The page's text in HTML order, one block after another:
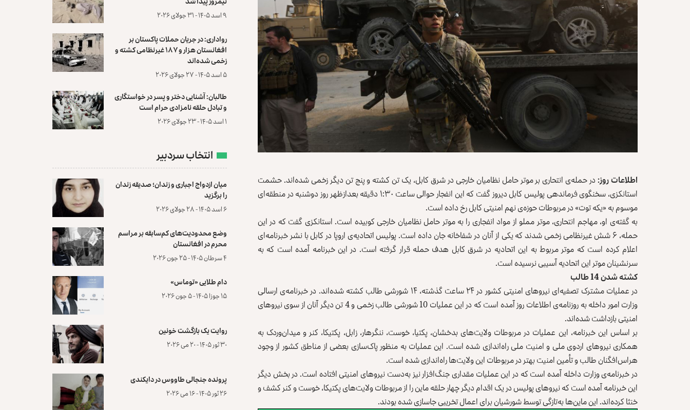
اطلاعات روز:در حمله‌ی انتحاری بر موتر حامل نظامیان خارجی در شرق کابل، یک تن کشته و پنج تن دیگر زخمی شده‌اند. حشمت
استانکزی، سخنگوی فرماندهی پولیس کابل دیروز گفت که این انفجار حوالی ساعت ۱:۳۰ دقیقه بعد‌از‌ظهر روز دوشنبه در منطقه‌ای
موسوم به «یکه توت» در مربوطات حوزه‌ی نهم امنیتی کابل رخ داده است.
به گفته‌ی او، مهاجم انتحاری، موتر مملو از مواد انفجاری را به موتر حامل نظامیان خارجی کوبیده است. استانکزی گفت که در این
حمله، ۶ شش غیر‌نظامی زخمی شدند که یکی از آنان در شفاخانه جان داده است. پولیس اتحادیه‌ی اروپا در کابل با نشر خبرنامه‌‌ای
اعلام کرده است که موتر مربوط به این اتحادیه در شرق کابل هدف حمله قرار گرفته است. در این خبرنامه آمده است که به
سرنشینان موتر این اتحادیه آسیبی نرسیده است.
کشته شدن 14 طالب
در عملیات مشترک تصفیه‌ا‌ی نیروهای امنیتی کشور در ۲۴ ساعت گذشته، ۱۴ شورشی طالب کشته شده‌اند. در خبرنامه‌ی ارسالی
وزارت امور داخله به روزنامه‌ی اطلاعات روز‌ آمده است که در این عملیات 10 شورشی طالب زخمی و 4 تن دیگر آنان ‌از سوی نیروهای
امنیتی بازداشت شده‌اند.
بر اساس این خبرنامه، این عملیات در مربوطات ولایت‌های بدخشان، پکتیا، خوست، ننگرهار، زابل، پکتیکا، کنر و میدان‌وردک به
همکاری نیروهای اردوی ملی و امنیت ملی راه‌اندازی شده است. این عملیات به منظور پاک‌سازی بعضی از مناطق کشور از وجود
هراس‌افگنان طالب و تأمین امنیت بهتر در مربوطات این ولایت‌ها راه‌اندازی شده است.
در خبرنامه‌ی وزارت داخله آمده است که در این عملیات مقداری جنگ‌افزار نیز به‌دست نیروهای امنیتی افتاده است. در بخش دیگر
این خبرنامه آمده است که نیروهای پولیس در یک اقدام دیگر چهار حلقه ماین را از مربوطات ولایت‌های پکتیکا، خوست و کنر کشف و
خنثا کرده‌اند. این ماین‌ها به‌تازگی توسط شورشیان برای اعمال تخریبی جاسازی شده بودند.
۹ اسد ۱۴۰۵ - ۳۱ جولای ۲۰۲۶
رواداری: در جریان حملات پاکستان بر
افغانستان هزار و ۱۸۷ غیرنظامی کشته و
زخمی شده‌اند
۵ اسد ۱۴۰۵ - ۲۷ جولای ۲۰۲۶
طالبان: آشنایی دختر و پسر در خواستگاری
و تبادل حلقه نامزادی حرام است
۱ اسد ۱۴۰۵ - ۲۳ جولای ۲۰۲۶
انتخاب سردبیر
میان ازدواج اجباری و زندان؛ صدیقه زندان
را برگزید
۶ اسد ۱۴۰۵ - ۲۸ جولای ۲۰۲۶
وضع محدودیت‌های کم‌سابقه بر مراسم
محرم در افغانستان
۴ سرطان ۱۴۰۵ - ۲۵ جون ۲۰۲۶
دام طلایی «توماس»
۱۵ جوزا ۱۴۰۵ - ۵ جون ۲۰۲۶
روایت یک بازگشت خونین
۳۰ ثور ۱۴۰۵ - ۲۰ می ۲۰۲۶
پرونده‌ جنجالی طاووس در دایکندی
۲۶ ثور ۱۴۰۵ - ۱۶ می ۲۰۲۶